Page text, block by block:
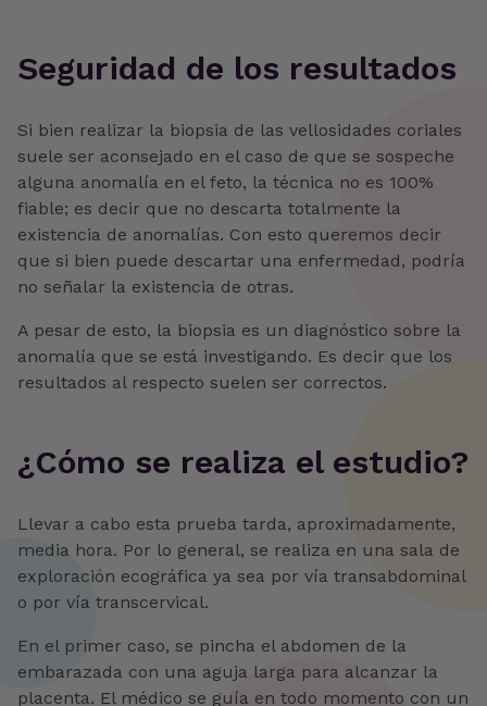
Seguridad de los resultados
Si bien realizar la biopsia de las vellosidades coriales
suele ser aconsejado en el caso de que se sospeche
alguna anomalía en el feto, la técnica no es 100%
fiable; es decir que no descarta totalmente la
existencia de anomalías. Con esto queremos decir
que si bien puede descartar una enfermedad, podría
no señalar la existencia de otras.
A pesar de esto, la biopsia es un diagnóstico sobre la
anomalía que se está investigando. Es decir que los
resultados al respecto suelen ser correctos.
‍¿Cómo se realiza el estudio?
Llevar a cabo esta prueba tarda, aproximadamente,
media hora. Por lo general, se realiza en una sala de
exploración ecográfica ya sea por vía transabdominal
o por vía transcervical.
En el primer caso, se pincha el abdomen de la
embarazada con una aguja larga para alcanzar la
placenta. El médico se guía en todo momento con un